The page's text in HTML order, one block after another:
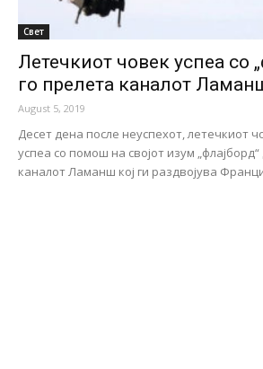
Свет
Летечкиот човек успеа со
го прелета каналот
August 5, 2019
Десет дена после неуспехот, летечкиот
успеа со помош на својот изум
каналот Ламанш кој ги раздвојува